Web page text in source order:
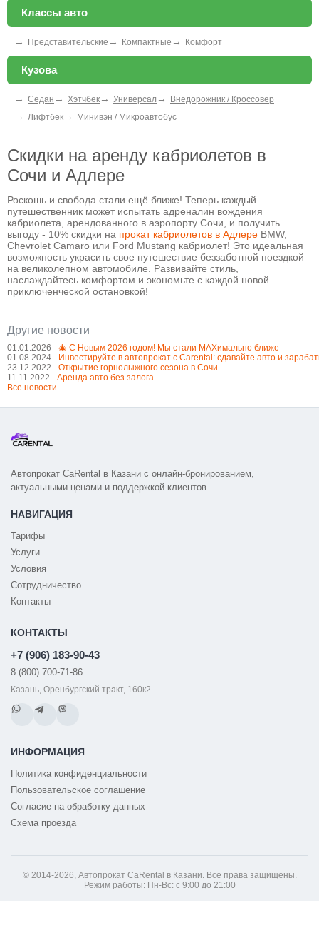
Классы авто
→ Представительские → Компактные → Комфорт
Кузова
→ Седан → Хэтчбек → Универсал → Внедорожник / Кроссовер
→ Лифтбек → Минивэн / Микроавтобус
Cкидки на аренду кабриолетов в
Сочи и Адлере
Роскошь и свобода стали ещё ближе! Теперь каждый
путешественник может испытать адреналин вождения
кабриолета, арендованного в аэропорту Сочи, и получить
выгоду - 10% скидки на прокат кабриолетов в Адлере BMW,
Chevrolet Camaro или Ford Mustang кабриолет! Это идеальная
возможность украсить свое путешествие беззаботной поездкой
на великолепном автомобиле. Развивайте стиль,
наслаждайтесь комфортом и экономьте с каждой новой
приключенческой остановкой!
Другие новости
01.01.2026 - 🎄 С Новым 2026 годом! Мы стали MAXимально ближе
01.08.2024 - Инвестируйте в автопрокат с Carental: сдавайте авто и
23.12.2022 - Открытие горнолыжного сезона в Сочи
11.11.2022 - Аренда авто без залога
Все новости
Автопрокат CaRental в Казани с онлайн-бронированием,
актуальными ценами и поддержкой клиентов.
НАВИГАЦИЯ
Тарифы
Услуги
Условия
Сотрудничество
Контакты
КОНТАКТЫ
+7 (906) 183-90-43
8 (800) 700-71-86
Казань, Оренбургский тракт, 160к2
ИНФОРМАЦИЯ
Политика конфиденциальности
Пользовательское соглашение
Согласие на обработку данных
Схема проезда
© 2014-2026, Автопрокат CaRental в Казани. Все права защищены.
Режим работы: Пн-Вс: с 9:00 до 21:00